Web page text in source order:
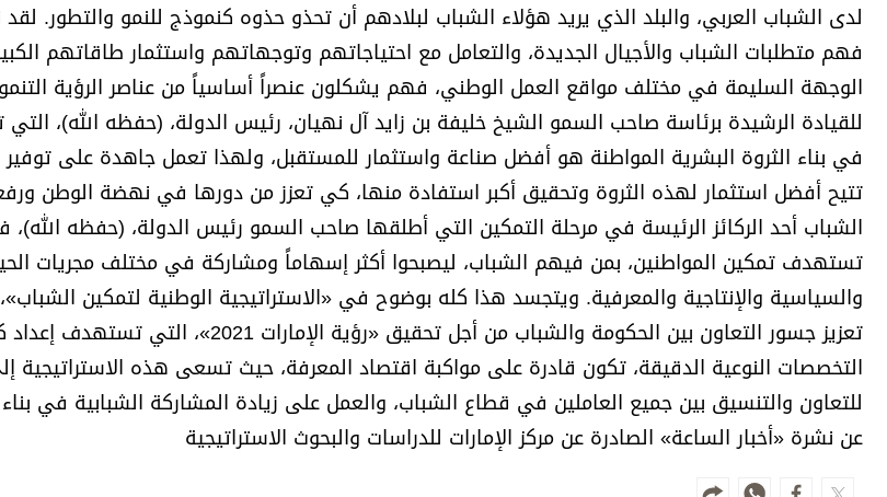
لدى الشباب العربي، والبلد الذي يريد هؤلاء الشباب لبلادهم أن تحذو حذوه كنموذج للنمو والتطور.
فهم متطلبات الشباب والأجيال الجديدة، والتعامل مع احتياجاتهم وتوجهاتهم واستثمار طاقاتهم
الوجهة السليمة في مختلف مواقع العمل الوطني، فهم يشكلون عنصراً أساسياً من عناصر الرؤية
للقيادة الرشيدة برئاسة صاحب السمو الشيخ خليفة بن زايد آل نهيان، رئيس الدولة، (حفظه الله)، التي
في بناء الثروة البشرية المواطنة هو أفضل صناعة واستثمار للمستقبل، ولهذا تعمل جاهدة على
تتيح أفضل استثمار لهذه الثروة وتحقيق أكبر استفادة منها، كي تعزز من دورها في نهضة الوطن
تستهدف تمكين المواطنين، بمن فيهم الشباب، ليصبحوا أكثر إسهاماً ومشاركة في مختلف مجريات
والسياسية والإنتاجية والمعرفية. ويتجسد هذا كله بوضوح في «الاستراتيجية الوطنية لتمكين
تعزيز جسور التعاون بين الحكومة والشباب من أجل تحقيق «رؤية
التخصصات النوعية الدقيقة، تكون قادرة على مواكبة اقتصاد المعرفة، حيث تسعى هذه الاستراتيجية
للتعاون والتنسيق بين جميع العاملين في قطاع الشباب، والعمل على زيادة المشاركة الشبابية في
عن نشرة «أخبار الساعة» الصادرة عن مركز الإمارات للدراسات والبحوث الاستراتيجية